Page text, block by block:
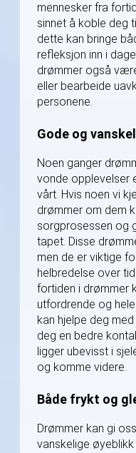
mennesker fra
sinnet å koble deg
dette kan bringe
refleksjon inn i
drømmer også
eller bearbeide
personene.
Gode og
Noen ganger
vonde opplevelser
vårt. Hvis noen vi
drømmer om dem
sorgprosessen og
tapet. Disse
men de er viktige
helbredelse over
fortiden i drømmer
utfordrende og
kan hjelpe deg
deg en bedre
ligger ubevisst i
og komme videre.
Både frykt og
Drømmer kan gi
vanskelige